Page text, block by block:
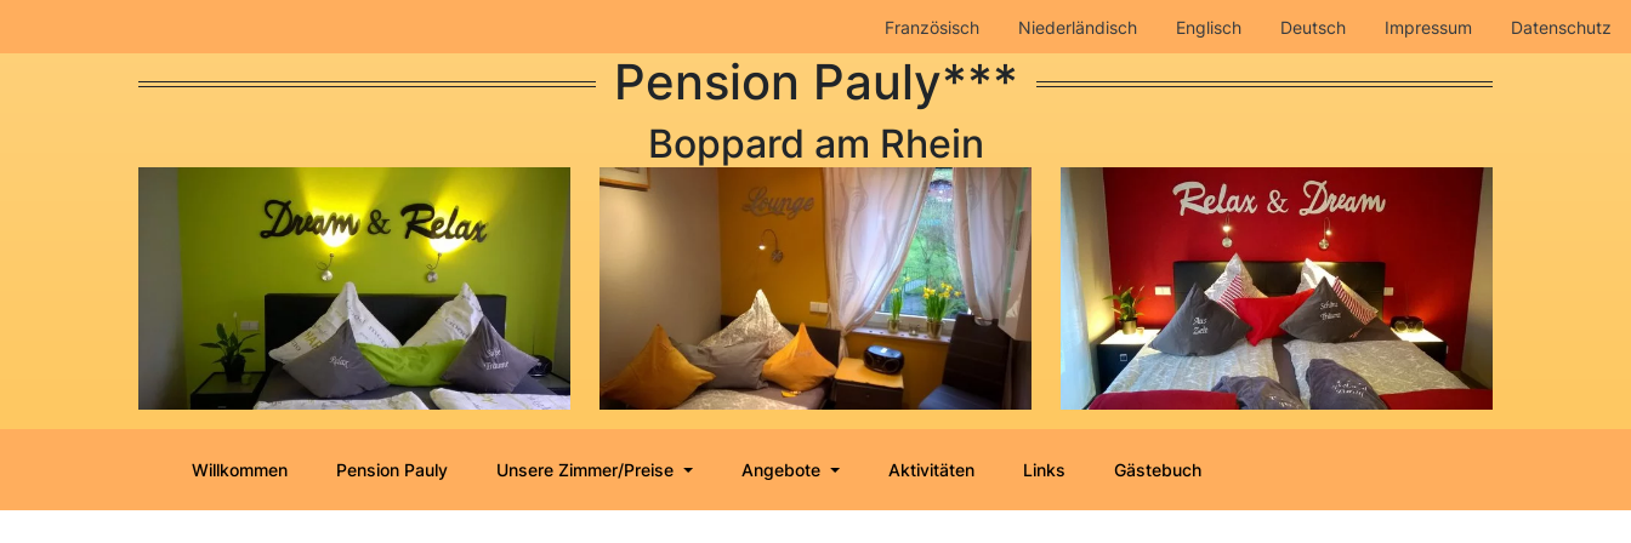
Französisch Niederländisch Englisch Deutsch Impressum Datenschutz
Pension Pauly***
Boppard am Rhein
Willkommen Pension Pauly Unsere Zimmer/Preise Angebote Aktivitäten Links Gästebuch